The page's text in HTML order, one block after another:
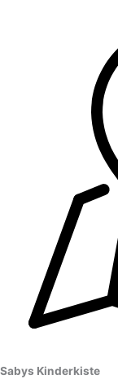
Sabys Kinderkiste